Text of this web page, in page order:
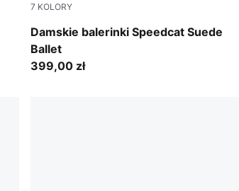
7 KOLORY
Damskie balerinki Speedcat Suede
Ballet
Whisp Of Pink-PUMA White-Warm White
399,00 zł